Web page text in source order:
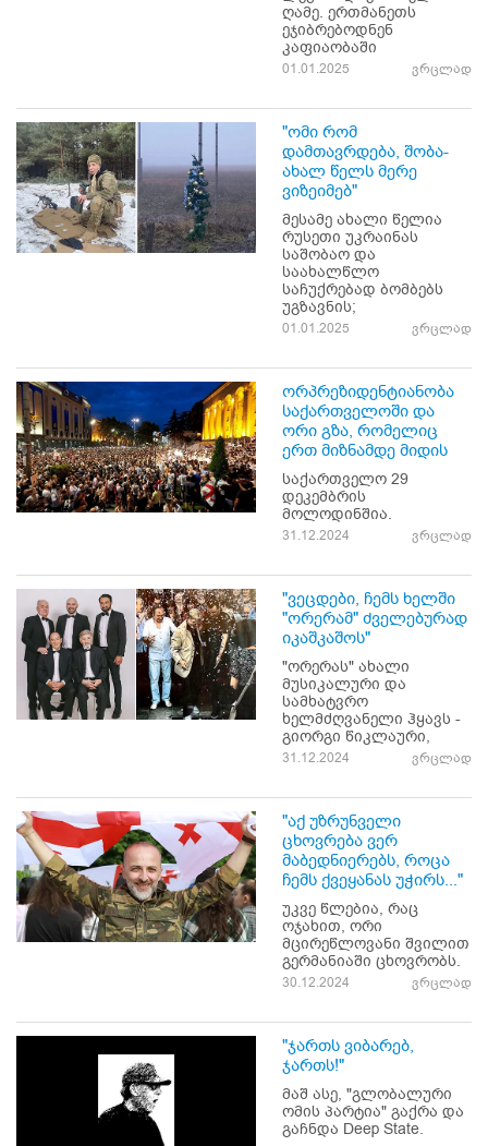
ღამე. ერთმანეთს
ეჯიბრებოდნენ
კაფიაობაში
01.01.2025 ვრცლად
"ომი რომ
დამთავრდება, შობა-
ახალ წელს მერე
ვიზეიმებ"
მესამე ახალი წელია
რუსეთი უკრაინას
საშობაო და
საახალწლო
საჩუქრებად ბომბებს
უგზავნის;
01.01.2025 ვრცლად
ორპრეზიდენტიანობა
საქართველოში და
ორი გზა, რომელიც
ერთ მიზნამდე მიდის
საქართველო 29
დეკემბრის
მოლოდინშია.
31.12.2024 ვრცლად
"ვეცდები, ჩემს ხელში
"ორერამ" ძველებურად
იკაშკაშოს"
"ორერას" ახალი
მუსიკალური და
სამხატვრო
ხელმძღვანელი ჰყავს -
გიორგი წიკლაური,
31.12.2024 ვრცლად
"აქ უზრუნველი
ცხოვრება ვერ
მაბედნიერებს, როცა
ჩემს ქვეყანას უჭირს..."
უკვე წლებია, რაც
ოჯახით, ორი
მცირეწლოვანი შვილით
გერმანიაში ცხოვრობს.
30.12.2024 ვრცლად
"ჯართს ვიბარებ,
ჯართს!"
მაშ ასე, "გლობალური
ომის პარტია" გაქრა და
გაჩნდა Deep State.